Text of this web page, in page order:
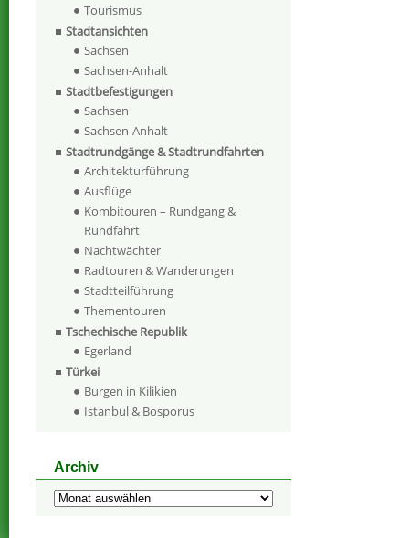
Tourismus
Stadtansichten
Sachsen
Sachsen-Anhalt
Stadtbefestigungen
Sachsen
Sachsen-Anhalt
Stadtrundgänge & Stadtrundfahrten
Architekturführung
Ausflüge
Kombitouren – Rundgang &
Rundfahrt
Nachtwächter
Radtouren & Wanderungen
Stadtteilführung
Thementouren
Tschechische Republik
Egerland
Türkei
Burgen in Kilikien
Istanbul & Bosporus
Archiv
Archiv